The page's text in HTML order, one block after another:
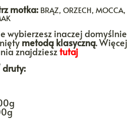
motka: BRĄZ, ORZECH, MOCCA,
wybierzesz inaczej domyślnie
metodą klasyczną. Więcej
znajdziesztutaj
druty: